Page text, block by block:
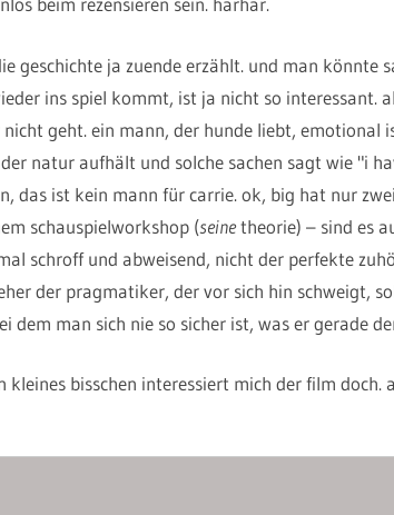
geschichte ja zuende erzählt. und man könnte
ins spiel kommt, ist ja nicht so interessant.
geht. ein mann, der hunde liebt, emotional
natur aufhält und solche sachen sagt wie "i
das ist kein mann für carrie. ok, big hat nur
schauspielworkshop (seinetheorie) – sind es
schroff und abweisend, nicht der perfekte
der pragmatiker, der vor sich hin schweigt,
dem man sich nie so sicher ist, was er gerade
kleines bisschen interessiert mich der film doch.